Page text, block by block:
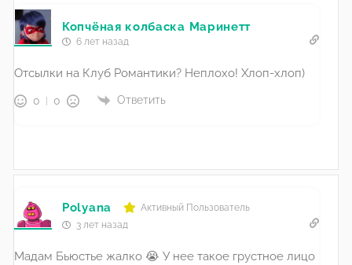
Копчёная колбаска Маринетт
6 лет назад
Отсылки на Клуб Романтики? Неплохо! Хлоп-хлоп)
0 0 Ответить
Polyana
Активный Пользователь
3 лет назад
Мадам Бьюстье жалко 😭 У нее такое грустное лицо